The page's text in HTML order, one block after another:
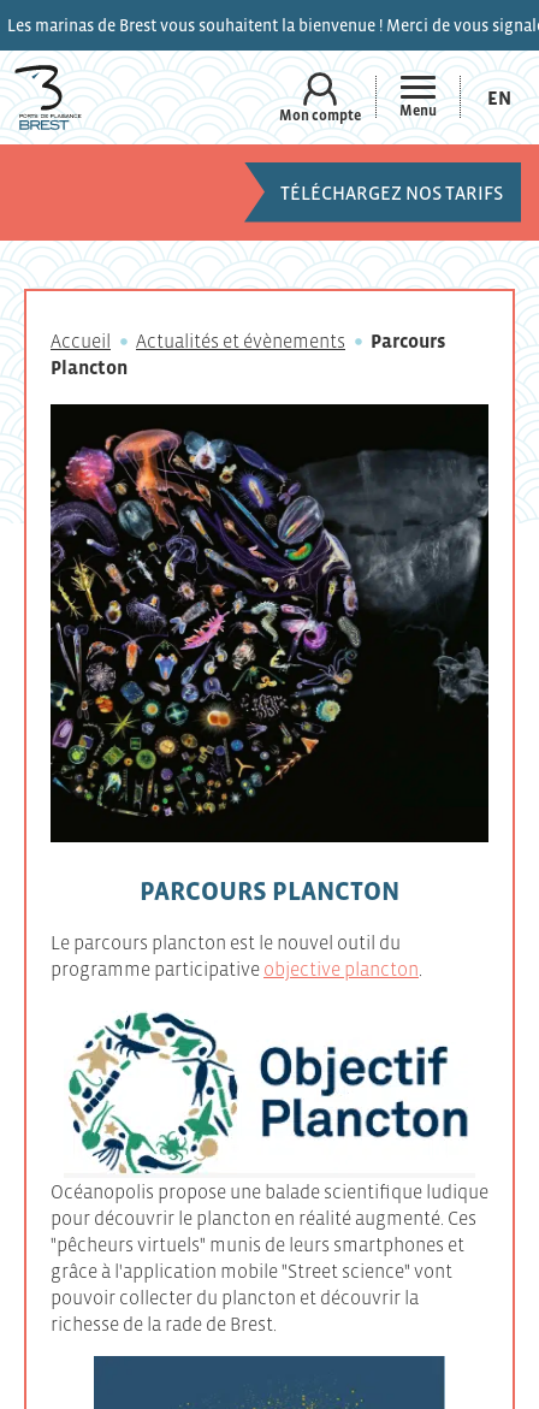
Brest vous souhaitent la bienvenue ! Merci de vous signaler sur le canal
Mon compte Menu
EN
TÉLÉCHARGEZ NOS TARIFS
Accueil Actualités et évènements
Parcours
Plancton
PARCOURS PLANCTON
Le parcours plancton est le nouvel outil du
programme participative objective plancton
Océanopolis propose une balade scientifique ludique
pour découvrir le plancton en réalité augmenté. Ces
"pêcheurs virtuels" munis de leurs smartphones et
grâce à l'application mobile "Street science" vont
pouvoir collecter du plancton et découvrir la
richesse de la rade de Brest.